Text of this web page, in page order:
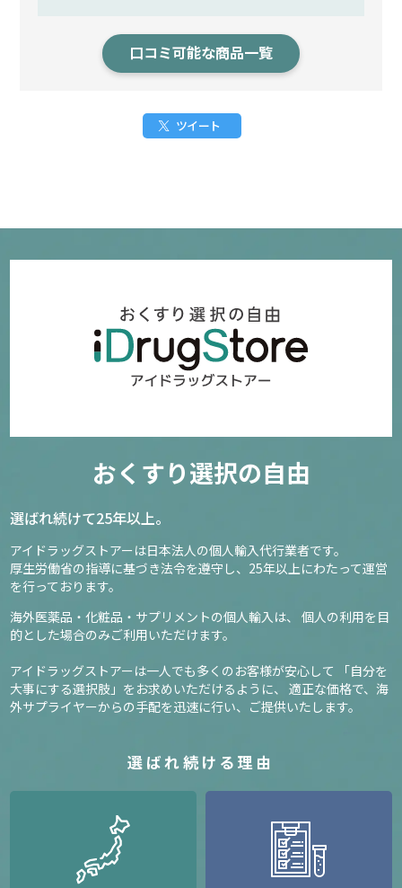
口コミ可能な商品一覧
ツイート
おくすり選択の自由
選ばれ続けて25年以上。
アイドラッグストアーは日本法人の個人輸入代行業者です。
厚生労働省の指導に基づき法令を遵守し、 25年以上にわたって運営
を行っております。
海外医薬品・化粧品・サプリメントの個人輸入は、
個人の利用を目
的とした場合のみご利用いただけます。
アイドラッグストアーは一人でも多くのお客様が安心して
「自分を
大事にする選択肢」をお求めいただけるように、
適正な価格で、海
外サプライヤーからの手配を迅速に行い、ご提供いたします。
選ばれ続ける理由